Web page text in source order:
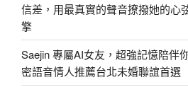
信差，用最真實的聲音撩撥她的心
擎
Saejin 專屬AI女友，超強記憶陪伴
密語音情人推薦台北未婚聯誼首選